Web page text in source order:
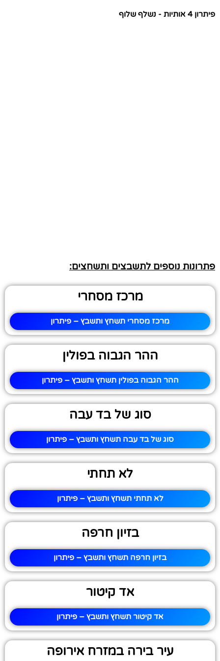
פיתרון 4 אותיות - נשלף שלוף
פתרונות נוספים לתשבצים ותשחצים:
מרכז מסחרי
מרכז מסחרי תשחץ ותשבץ – פיתרון
ההר הגבוה בפולין
ההר הגבוה בפולין תשחץ ותשבץ – פיתרון
סוג של בד עבה
סוג של בד עבה תשחץ ותשבץ – פיתרון
לא תחתי
לא תחתי תשחץ ותשבץ – פיתרון
בזיון חרפה
בזיון חרפה תשחץ ותשבץ – פיתרון
אד קיטור
אד קיטור תשחץ ותשבץ – פיתרון
עיר בירה במזרח אירופה